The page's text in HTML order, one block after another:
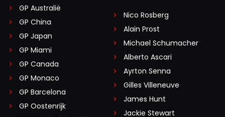
GP Australië
GP China
GP Japan
GP Miami
GP Canada
GP Monaco
GP Barcelona
GP Oostenrijk
Nico Rosberg
Alain Prost
Michael Schumacher
Alberto Ascari
Ayrton Senna
Gilles Villeneuve
James Hunt
Jackie Stewart